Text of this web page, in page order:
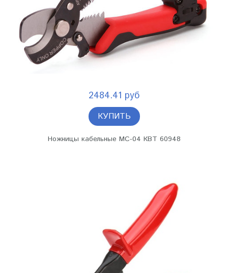
2484.41 руб
КУПИТЬ
Ножницы кабельные МС-04 КВТ 60948